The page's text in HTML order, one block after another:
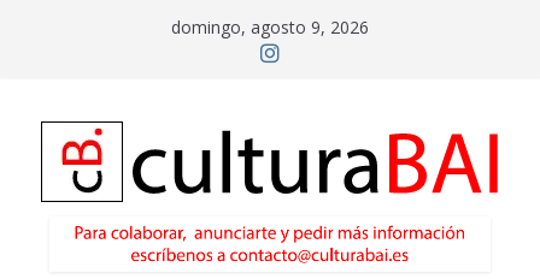
domingo, agosto 9, 2026